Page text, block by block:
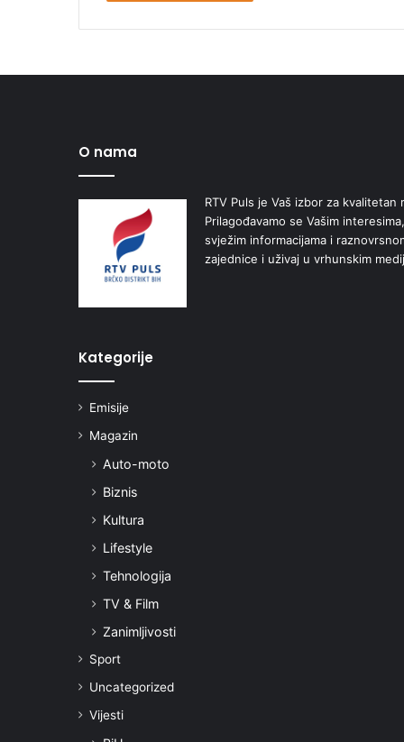
O nama
RTV Puls je Vaš izbor za
Prilagođavamo se Vašim
svježim informacijama i
zajednice i uživaj u vrhunskim
Kategorije
Emisije
Magazin
Auto-moto
Biznis
Kultura
Lifestyle
Tehnologija
TV & Film
Zanimljivosti
Sport
Uncategorized
Vijesti